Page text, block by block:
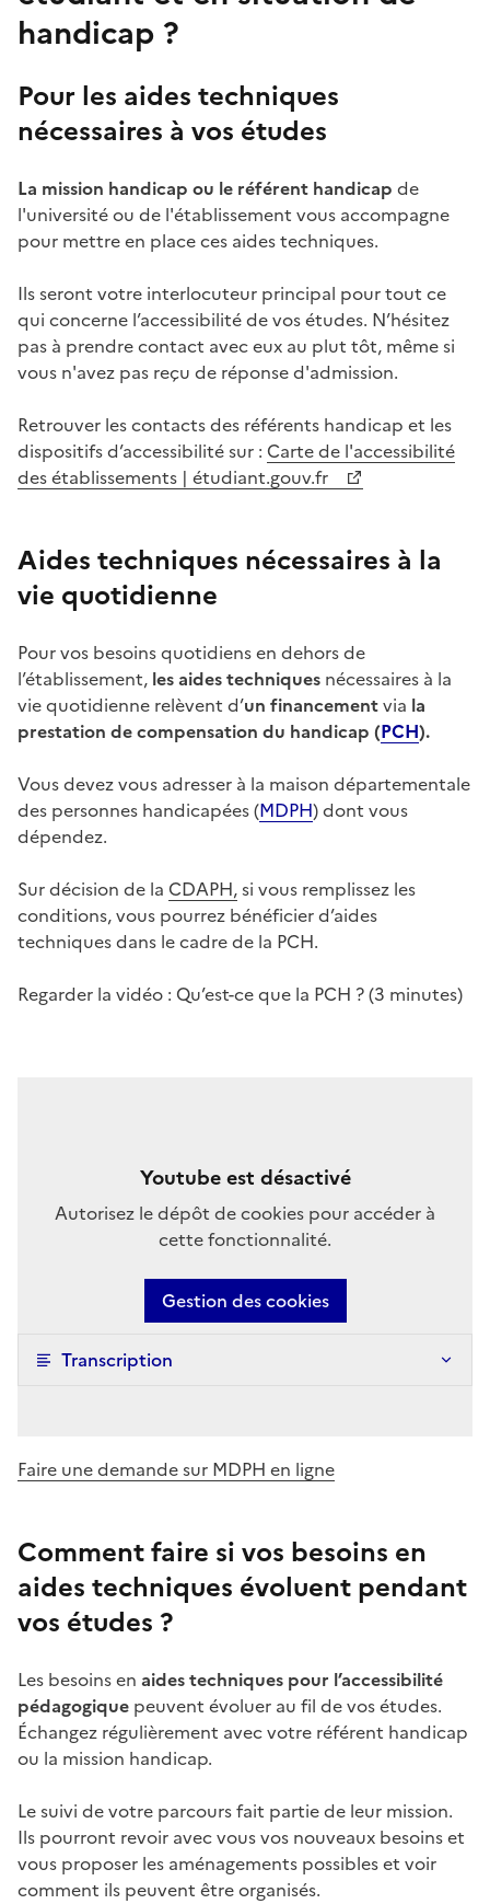
handicap ?
Pour les aides techniques
nécessaires à vos études
La mission handicap ou le référent handicap de
l'université ou de l'établissement vous accompagne
pour mettre en place ces aides techniques.
Ils seront votre interlocuteur principal pour tout ce
qui concerne l’accessibilité de vos études. N’hésitez
pas à prendre contact avec eux au plut tôt, même si
vous n'avez pas reçu de réponse d'admission.
Retrouver les contacts des référents handicap et les
dispositifs d’accessibilité sur : Carte de l'accessibilité
des établissements | étudiant.gouv.fr
Aides techniques nécessaires à la
vie quotidienne
Pour vos besoins quotidiens en dehors de
l’établissement, les aides techniques nécessaires à la
vie quotidienne relèvent d’un financementvia la
prestation de compensation du handicap (PCH).
Vous devez vous adresser à la maison départementale
des personnes handicapées (MDPH) dont vous
dépendez.
Sur décision de la CDAPH,si vous remplissez les
conditions, vous pourrez bénéficier d’aides
techniques dans le cadre de la PCH.
Regarder la vidéo : Qu’est-ce que la PCH ? (3 minutes)
Youtube est désactivé
Autorisez le dépôt de cookies pour accéder à
cette fonctionnalité.
Gestion des cookies
Transcription
Faire une demande sur MDPH en ligne
Comment faire si vos besoins en
aides techniques évoluent pendant
vos études ?
Les besoins en aides techniques pour l’accessibilité
pédagogique peuvent évoluer au fil de vos études.
Échangez régulièrement avec votre référent handicap
ou la mission handicap.
Le suivi de votre parcours fait partie de leur mission.
Ils pourront revoir avec vous vos nouveaux besoins et
vous proposer les aménagements possibles et voir
comment ils peuvent être organisés.